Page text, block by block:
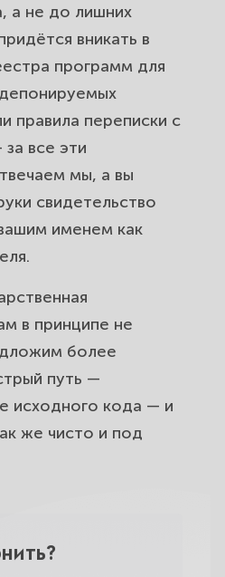
а не до лишних
вникать в
программ для
правила переписки с
все эти
мы, а вы
свидетельство
именем как
в принципе не
более
путь —
исходного кода — и
же чисто и под